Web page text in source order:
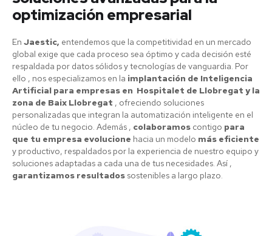
optimización empresarial
En Jaestic, entendemos que la competitividad en un mercado
global exige que cada proceso sea óptimo y cada decisión esté
respaldada por datos sólidos y tecnologías de vanguardia. Por
ello , nos especializamos en la implantación de Inteligencia
Artificial para empresas en Hospitalet de Llobregat y la
zona de Baix Llobregat , ofreciendo soluciones
personalizadas que integran la automatización inteligente en el
núcleo de tu negocio. Además , colaboramos contigo para
que tu empresa evolucione hacia un modelo más eficiente
y productivo, respaldados por la experiencia de nuestro equipo y
soluciones adaptadas a cada una de tus necesidades. Así ,
garantizamos resultados sostenibles a largo plazo.